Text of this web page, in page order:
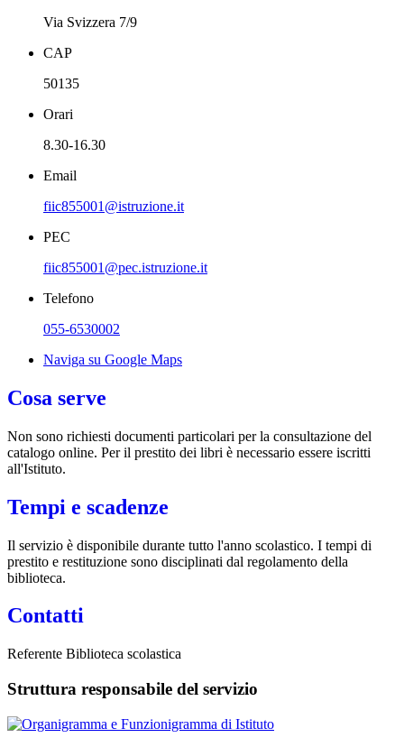
Via Svizzera 7/9
CAP
50135
Orari
8.30-16.30
Email
fiic855001@istruzione.it
PEC
fiic855001@pec.istruzione.it
Telefono
055-6530002
Naviga su Google Maps
Cosa serve
Non sono richiesti documenti particolari per la consultazione del
catalogo online. Per il prestito dei libri è necessario essere iscritti
all'Istituto.
Tempi e scadenze
Il servizio è disponibile durante tutto l'anno scolastico. I tempi di
prestito e restituzione sono disciplinati dal regolamento della
biblioteca.
Contatti
Referente Biblioteca scolastica
Struttura responsabile del servizio